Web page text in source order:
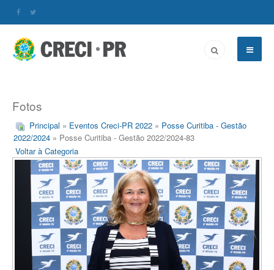
Fotos
Principal » Eventos Creci-PR 2022 » Posse Curitiba - Gestão
2022/2024 » Posse Curitiba - Gestão 2022/2024-83
Voltar à Categoria